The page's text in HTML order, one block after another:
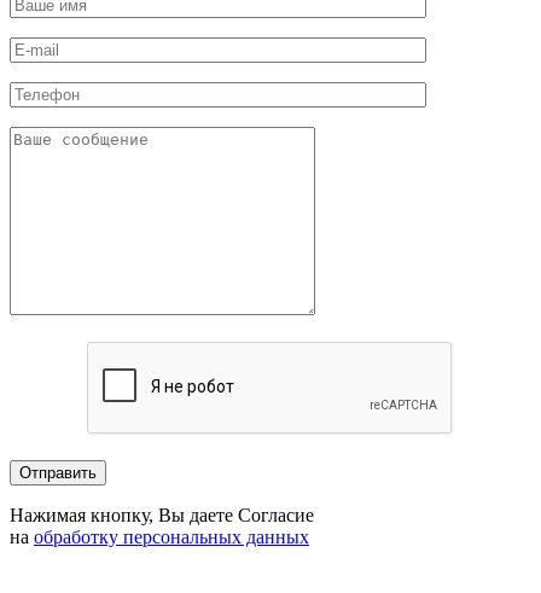
Нажимая кнопку, Вы даете Согласие
на обработку персональных данных